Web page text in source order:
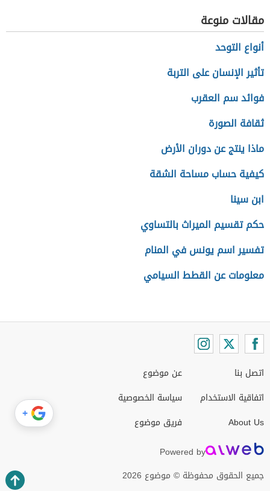
مقالات منوعة
أنواع التوحد
تأثير الإنسان على التربة
فوائد سم العقرب
ثقافة الصورة
ماذا ينتج عن دوران الأرض
كيفية حساب مساحة الشقة
ابن سینا
حكم تقسيم الميراث بالتساوي
تفسير اسم يونس في المنام
معلومات عن القطط السيامي
اتصل بنا
اتفاقية الاستخدام
About Us
عن موضوع
سياسة الخصوصية
فريق موضوع
Powered by
جميع الحقوق محفوظة © موضوع 2026
+